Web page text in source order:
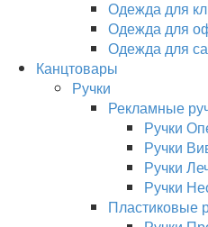
Одежда для
Одежда для
Одежда для
Канцтовары
Ручки
Рекламные
Ручки
Ручки
Ручки
Ручки
Пластиковые